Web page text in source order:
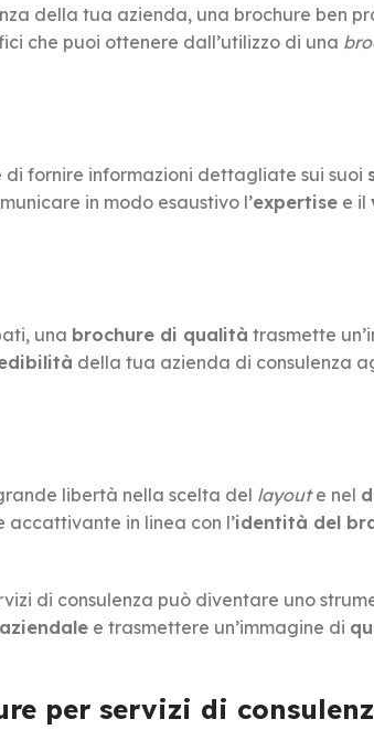
della tua azienda, una brochure ben
che puoi ottenere dall’utilizzo di una
fornire informazioni dettagliate sui suoi
in modo esaustivo l’expertise e il
una brochure di qualità trasmette
della tua azienda di consulenza
libertà nella scelta del layoute nel
in linea con l’identità del
di consulenza può diventare uno
e trasmettere un’immagine di
per servizi di